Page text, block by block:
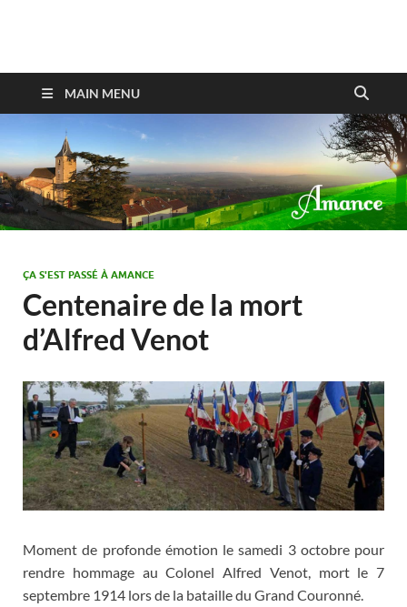
Amance
MAIN MENU
ÇA S'EST PASSÉ À AMANCE
Centenaire de la mort
d’Alfred Venot
Moment de profonde émotion le samedi 3 octobre pour
rendre hommage au Colonel Alfred Venot, mort le 7
septembre 1914 lors de la bataille du Grand Couronné.